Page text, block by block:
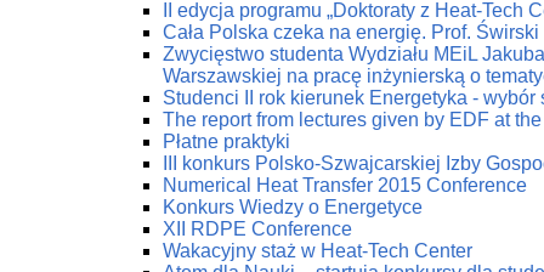
II edycja programu „Doktoraty z Heat-Tech
Cała Polska czeka na energię. Prof. Świrski
Zwycięstwo studenta Wydziału MEiL
Warszawskiej na pracę inżynierską o
Studenci II rok kierunek Energetyka - wybór
The report from lectures given by EDF at
Płatne praktyki
III konkurs Polsko-Szwajcarskiej Izby
Numerical Heat Transfer 2015 Conference
Konkurs Wiedzy o Energetyce
XII RDPE Conference
Wakacyjny staż w Heat-Tech Center